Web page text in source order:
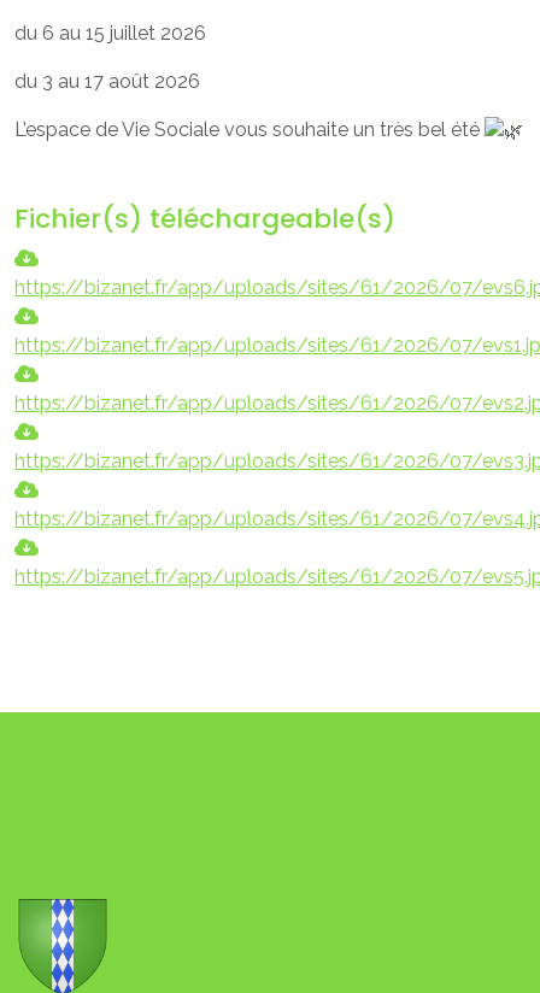
du 6 au 15 juillet 2026
du 3 au 17 août 2026
L’espace de Vie Sociale vous souhaite un très bel été
Fichier(s) téléchargeable(s)
https://bizanet.fr/app/uploads/sites/61/2026/07/
https://bizanet.fr/app/uploads/sites/61/2026/07/
https://bizanet.fr/app/uploads/sites/61/2026/07/
https://bizanet.fr/app/uploads/sites/61/2026/07/
https://bizanet.fr/app/uploads/sites/61/2026/07/
https://bizanet.fr/app/uploads/sites/61/2026/07/